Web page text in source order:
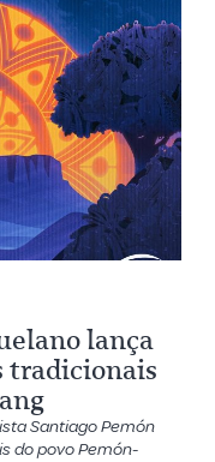
lança
tradicionais
Santiago Pemón
do povo Pemón-